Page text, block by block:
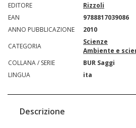
EDITORE
Rizzoli
EAN
9788817039086
ANNO PUBBLICAZIONE
2010
CATEGORIA
Scienze
Ambiente e
COLLANA / SERIE
BUR Saggi
LINGUA
ita
Descrizione